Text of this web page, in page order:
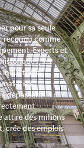
pour sa seule
reconnu comme
Experts et
les
industriels
dépassent
attire des millions
crée des emplois